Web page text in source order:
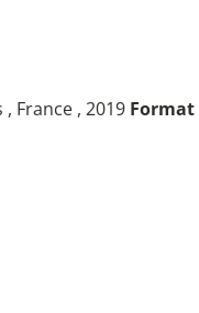
, France , 2019 Format